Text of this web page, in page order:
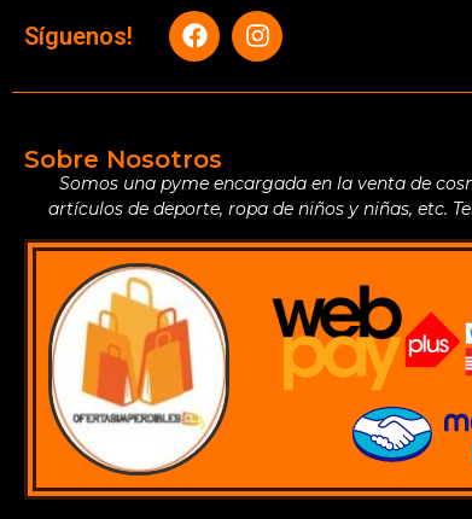
Síguenos!
Sobre Nosotros
Somos una pyme encargada en la venta de
artículos de deporte, ropa de niños y niñas, etc.